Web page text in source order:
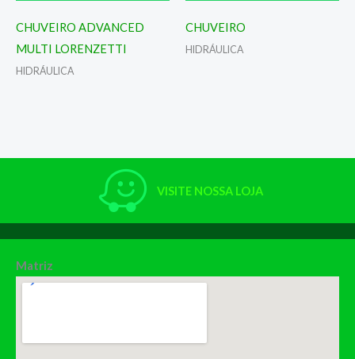
CHUVEIRO ADVANCED
MULTI LORENZETTI
HIDRÁULICA
CHUVEIRO
HIDRÁULICA
VISITE NOSSA LOJA
Matriz